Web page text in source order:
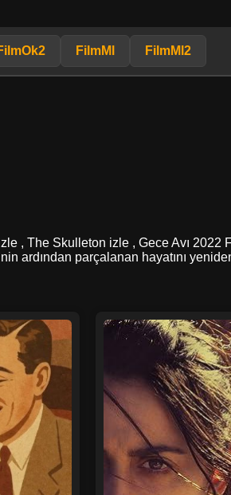
FilmMl FilmMl2
, The Skulleton izle , Gece Avı
ardından parçalanan hayatını